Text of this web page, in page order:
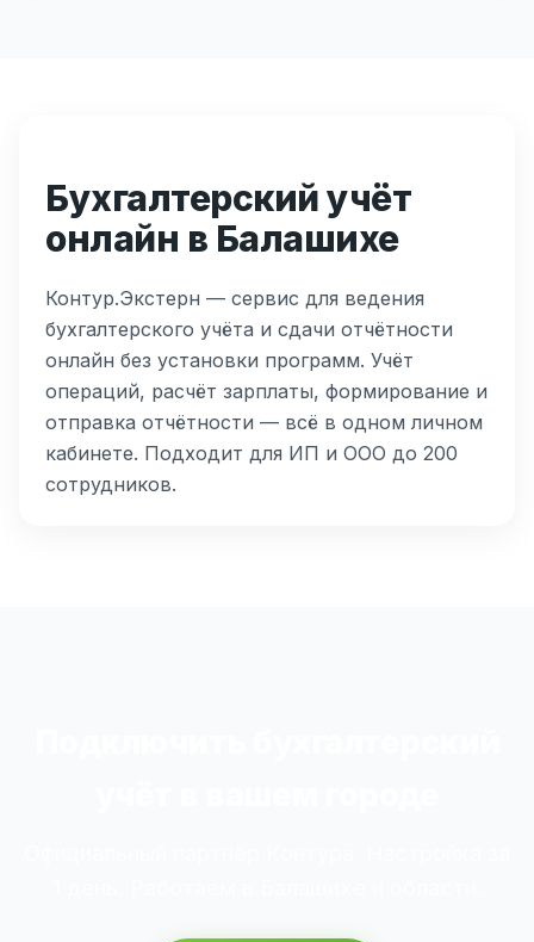
Бухгалтерский учёт
онлайн в Балашихе
Контур.Экстерн — сервис для ведения
бухгалтерского учёта и сдачи отчётности
онлайн без установки программ. Учёт
операций, расчёт зарплаты, формирование и
отправка отчётности — всё в одном личном
кабинете. Подходит для ИП и ООО до 200
сотрудников.